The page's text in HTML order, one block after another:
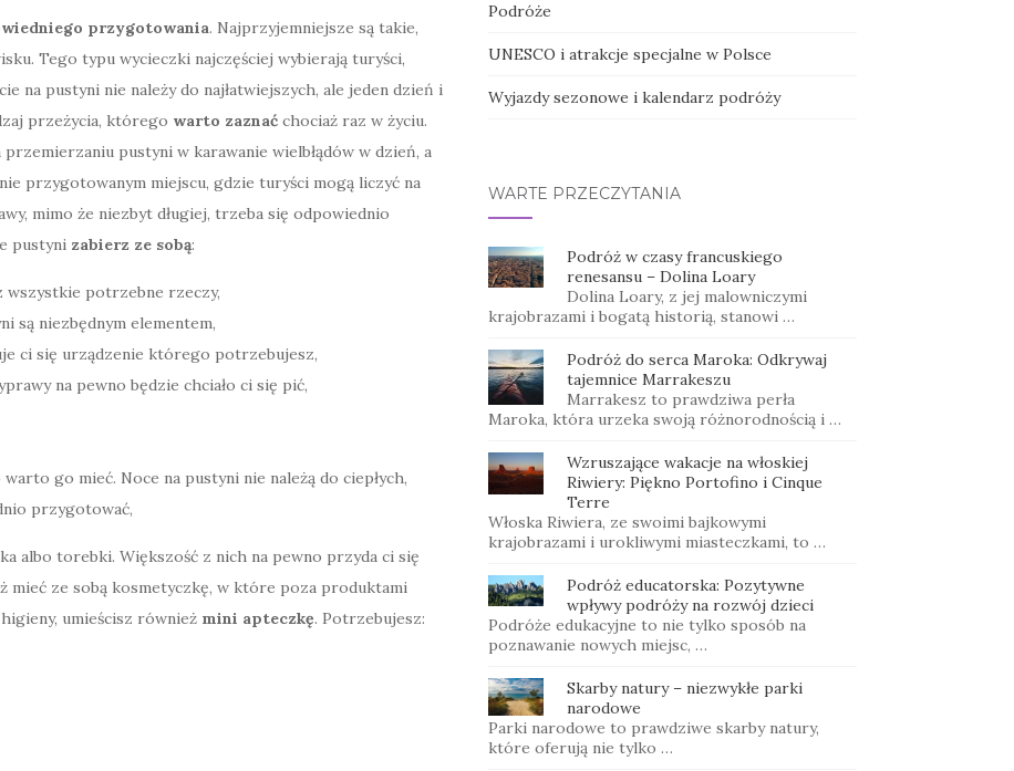
przygotowania. Najprzyjemniejsze są takie,
Tego typu wycieczki najczęściej wybierają turyści,
na pustyni nie należy do najłatwiejszych, ale jeden dzień i
przeżycia, którego warto zaznać chociaż raz w życiu.
pustyni w karawanie wielbłądów w dzień, a
przygotowanym miejscu, gdzie turyści mogą liczyć na
mimo że niezbyt długiej, trzeba się odpowiednio
pustyni zabierz ze sobą:
wszystkie potrzebne rzeczy,
są niezbędnym elementem,
ci się urządzenie którego potrzebujesz,
na pewno będzie chciało ci się pić,
go mieć. Noce na pustyni nie należą do ciepłych,
przygotować,
albo torebki. Większość z nich na pewno przyda ci się
mieć ze sobą kosmetyczkę, w które poza produktami
umieścisz również mini apteczkę. Potrzebujesz:
Podróże
UNESCO i atrakcje specjalne w Polsce
Wyjazdy sezonowe i kalendarz podróży
WARTE PRZECZYTANIA
Podróż w czasy francuskiego
renesansu – Dolina Loary
Dolina Loary, z jej malowniczymi
krajobrazami i bogatą historią, stanowi …
Podróż do serca Maroka: Odkrywaj
tajemnice Marrakeszu
Marrakesz to prawdziwa perła
Maroka, która urzeka swoją różnorodnością i …
Wzruszające wakacje na włoskiej
Riwiery: Piękno Portofino i Cinque
Terre
Włoska Riwiera, ze swoimi bajkowymi
krajobrazami i urokliwymi miasteczkami, to …
Podróż educatorska: Pozytywne
wpływy podróży na rozwój dzieci
Podróże edukacyjne to nie tylko sposób na
poznawanie nowych miejsc, …
Skarby natury – niezwykłe parki
narodowe
Parki narodowe to prawdziwe skarby natury,
które oferują nie tylko …